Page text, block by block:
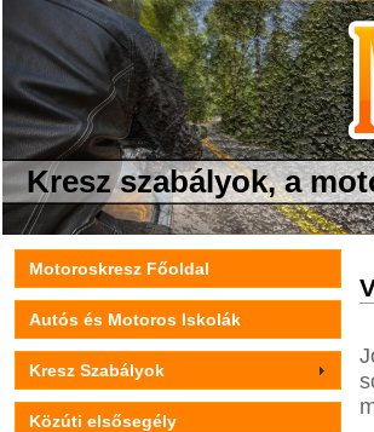
Kresz szabályok, a
Motoroskresz Főoldal
Autós és Motoros Iskolák
Kresz Szabályok
Közúti elsősegély